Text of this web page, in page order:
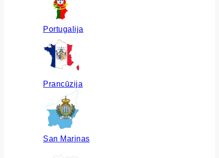
Portugalija
Prancūzija
San Marinas